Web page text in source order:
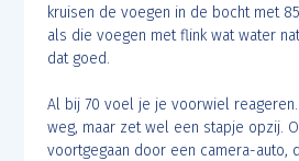
kruisen de voegen in de bocht met
als die voegen met flink wat water
dat goed.
Al bij 70 voel je je voorwiel
weg, maar zet wel een stapje opzij.
voortgegaan door een camera-auto,